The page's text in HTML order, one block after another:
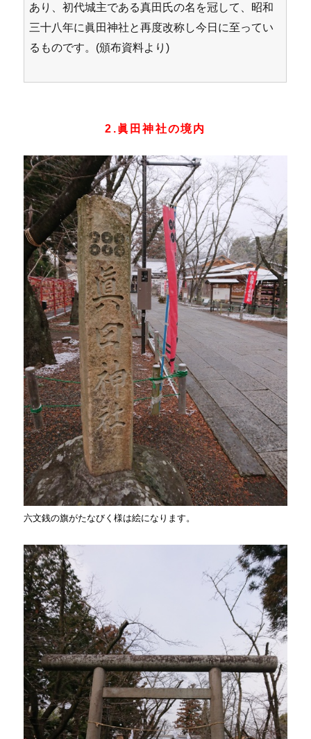
あり、初代城主である真田氏の名を冠して、昭和
三十八年に眞田神社と再度改称し今日に至ってい
るものです。(頒布資料より)
2.眞田神社の境内
六文銭の旗がたなびく様は絵になります。